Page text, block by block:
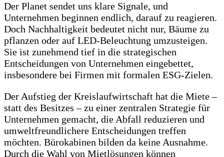
Der Planet sendet uns klare Signale, und
Unternehmen beginnen endlich, darauf zu reagieren.
Doch Nachhaltigkeit bedeutet nicht nur, Bäume zu
pflanzen oder auf LED-Beleuchtung umzusteigen.
Sie ist zunehmend tief in die strategischen
Entscheidungen von Unternehmen eingebettet,
insbesondere bei Firmen mit formalen ESG-Zielen.
Der Aufstieg der Kreislaufwirtschaft hat die Miete –
statt des Besitzes – zu einer zentralen Strategie für
Unternehmen gemacht, die Abfall reduzieren und
umweltfreundlichere Entscheidungen treffen
möchten. Bürokabinen bilden da keine Ausnahme.
Durch die Wahl von Mietlösungen können